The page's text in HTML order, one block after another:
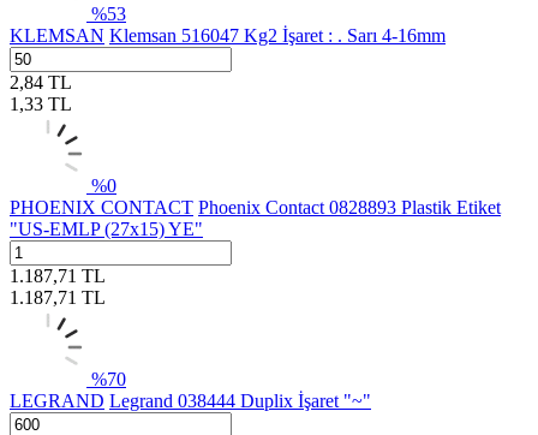
%53
KLEMSAN Klemsan 516047 Kg2 İşaret : . Sarı 4-16mm
2,84 TL
1,33 TL
%0
PHOENIX CONTACT Phoenix Contact 0828893 Plastik Etiket
"US-EMLP (27x15) YE"
1.187,71 TL
1.187,71 TL
%70
LEGRAND Legrand 038444 Duplix İşaret "~"